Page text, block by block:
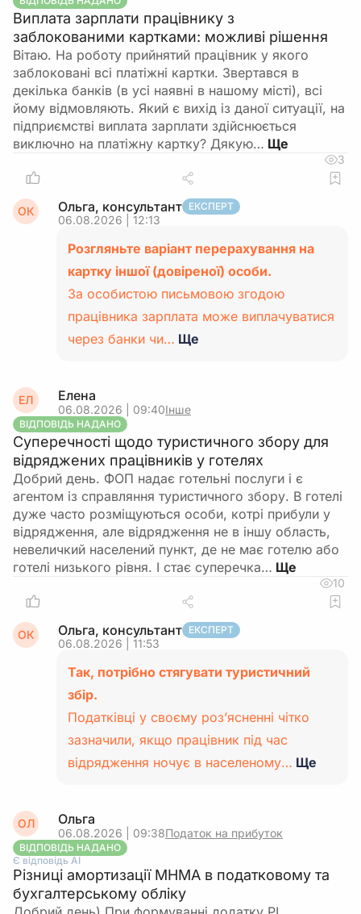
Виплата зарплати працівнику з
заблокованими картками: можливі рішення
Вітаю. На роботу прийнятий працівник у якого
заблоковані всі платіжні картки. Звертався в
декілька банків (в усі наявні в нашому місті), всі
йому відмовляють. Який є вихід із даної ситуації, на
підприємстві виплата зарплати здійснюється
виключно на платіжну картку? Дякую…
3
ОК Ольга, консультант ЕКСПЕРТ
06.08.2026 | 12:13
Розгляньте варіант перерахування на
картку іншої (довіреної) особи.
За особистою письмовою згодою
працівника зарплата може виплачуватися
через банки чи… Ще
ЕЛ Елена
06.08.2026 | 09:40Інше
ВІДПОВІДЬ НАДАНО
Суперечності щодо туристичного збору для
відряджених працівників у готелях
Добрий день. ФОП надає готельні послуги і є
агентом із справляння туристичного збору. В готелі
дуже часто розміщуються особи, котрі прибули у
відрядження, але відрядження не в іншу область,
невеличкий населений пункт, де не має готелю або
готелі низького рівня. І стає суперечка…
10
ОК Ольга, консультант ЕКСПЕРТ
06.08.2026 | 11:53
Так, потрібно стягувати туристичний
збір.
Податківці у своєму роз’ясненні чітко
зазначили, якщо працівник під час
відрядження ночує в населеному… Ще
ОЛ Ольга
06.08.2026 | 09:38Податок на прибуток
ВІДПОВІДЬ НАДАНО
Є відповідь АІ
Різниці амортизації МНМА в податковому та
бухгалтерському обліку